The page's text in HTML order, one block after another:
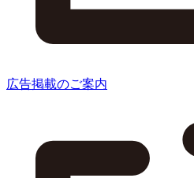
広告掲載のご案内